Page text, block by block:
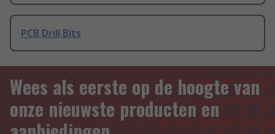
PCB Drill Bits
Wees als eerste op de hoogte van
onze nieuwste producten en